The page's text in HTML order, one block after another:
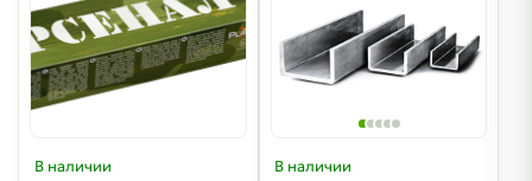
В наличии
В наличии